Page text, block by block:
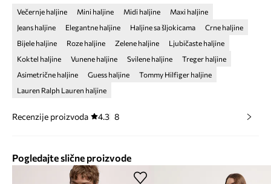
Večernje haljine Mini haljine Midi haljine
Maxi haljine
Jeans haljine
Elegantne haljine Haljine sa šljokicama
Crne haljine
Bijele haljine
Roze haljine Zelene haljine
Ljubičaste haljine
Koktel haljine
Vunene haljine Svilene haljine
Treger haljine
Asimetrične haljine
Guess haljine
Tommy Hilfiger haljine
Lauren Ralph Lauren haljine
Recenzije proizvoda 4.3 8
Pogledajte slične proizvode